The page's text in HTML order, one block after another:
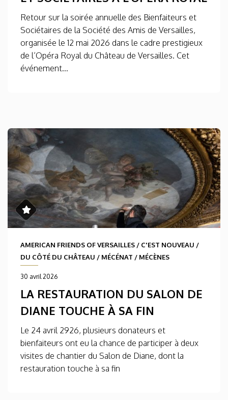
Retour sur la soirée annuelle des Bienfaiteurs et
Sociétaires de la Société des Amis de Versailles,
organisée le 12 mai 2026 dans le cadre prestigieux
de l’Opéra Royal du Château de Versailles. Cet
événement...
AMERICAN FRIENDS OF VERSAILLES / C'EST NOUVEAU /
DU CÔTÉ DU CHÂTEAU / MÉCÉNAT / MÉCÈNES
30 avril 2026
LA RESTAURATION DU SALON DE
DIANE TOUCHE À SA FIN
Le 24 avril 2926, plusieurs donateurs et
bienfaiteurs ont eu la chance de participer à deux
visites de chantier du Salon de Diane, dont la
restauration touche à sa fin